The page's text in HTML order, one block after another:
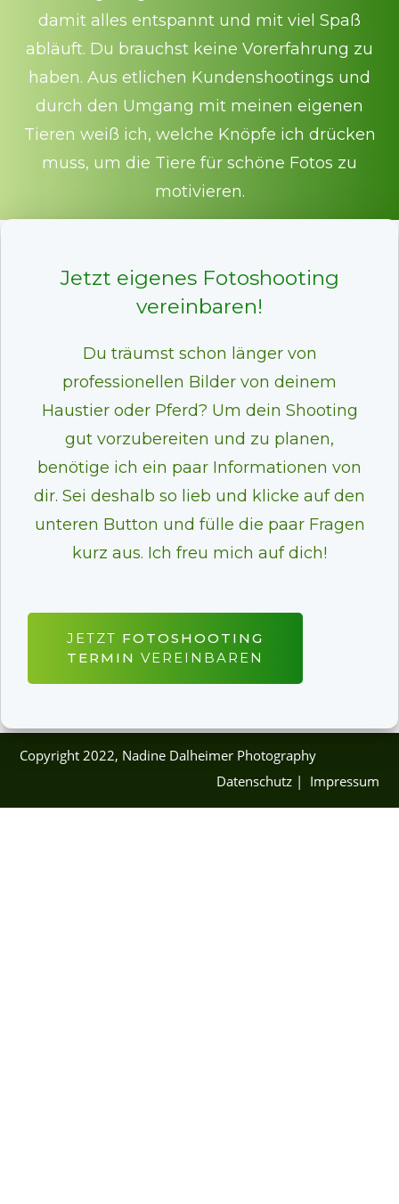
damit alles entspannt und mit viel Spaß
abläuft. Du brauchst keine Vorerfahrung zu
haben. Aus etlichen Kundenshootings und
durch den Umgang mit meinen eigenen
Tieren weiß ich, welche Knöpfe ich drücken
muss, um die Tiere für schöne Fotos zu
motivieren.
Jetzt eigenes Fotoshooting
vereinbaren!
Du träumst schon länger von
professionellen Bilder von deinem
Haustier oder Pferd? Um dein Shooting
gut vorzubereiten und zu planen,
benötige ich ein paar Informationen von
dir. Sei deshalb so lieb und klicke auf den
unteren Button und fülle die paar Fragen
kurz aus. Ich freu mich auf dich!
JETZT FOTOSHOOTING
TERMIN VEREINBAREN
Copyright 2022, Nadine Dalheimer Photography
Datenschutz | Impressum